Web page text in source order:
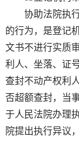
协助法院执行
的行为，是登记
文书不进行实质
利人、坐落、证
查封不动产权利
否超额查封，当
于人民法院办理
院提出执行异议